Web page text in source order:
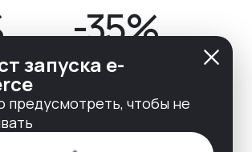
-35%
показатель отказов
запуска e-
предусмотреть, чтобы не